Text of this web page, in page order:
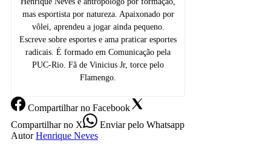
mas esportista por natureza. Apaixonado por
vôlei, aprendeu a jogar ainda pequeno.
Escreve sobre esportes e ama praticar esportes
radicais. É formado em Comunicação pela
PUC-Rio. Fã de Vinicius Jr, torce pelo
Flamengo.
Compartilharno Facebook
Compartilharno X Enviarpelo Whatsapp
Autor Henrique Neves